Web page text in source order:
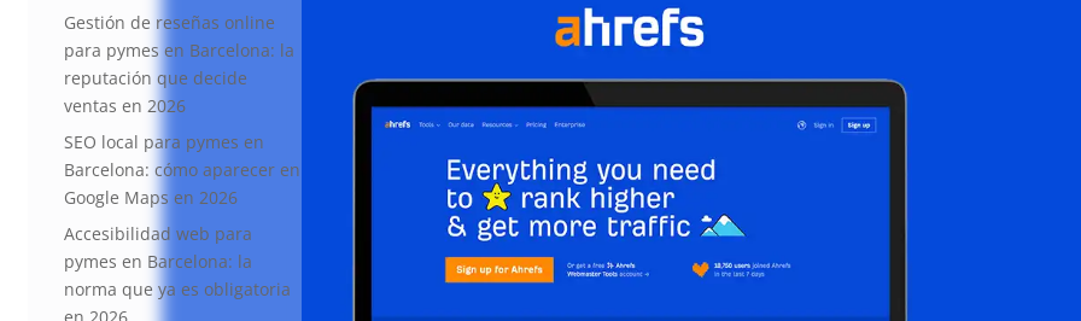
Gestión de reseñas online
para pymes en Barcelona: la
reputación que decide
ventas en 2026
SEO local para pymes en
Barcelona: cómo aparecer en
Google Maps en 2026
Accesibilidad web para
pymes en Barcelona: la
norma que ya es obligatoria